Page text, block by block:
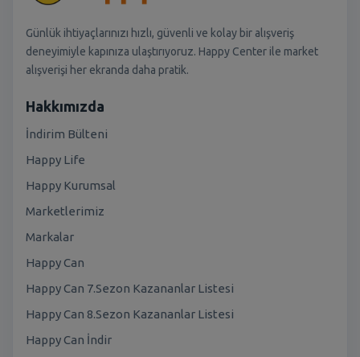
Günlük ihtiyaçlarınızı hızlı, güvenli ve kolay bir alışveriş
deneyimiyle kapınıza ulaştırıyoruz. Happy Center ile market
alışverişi her ekranda daha pratik.
Hakkımızda
İndirim Bülteni
Happy Life
Happy Kurumsal
Marketlerimiz
Markalar
Happy Can
Happy Can 7.Sezon Kazananlar Listesi
Happy Can 8.Sezon Kazananlar Listesi
Happy Can İndir